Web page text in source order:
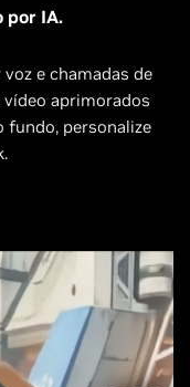
por IA.
e chamadas de
aprimorados
fundo, personalize